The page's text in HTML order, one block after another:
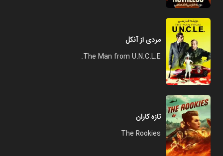
مردی از آنکل
The Man from U.N.C.L.E.
تازه کاران
The Rookies